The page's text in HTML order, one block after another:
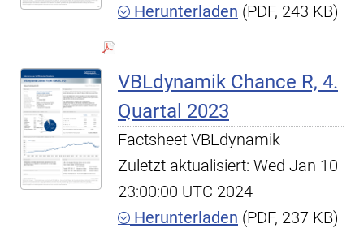
Herunterladen (PDF, 243 KB)
VBLdynamik Chance R, 4.
Quartal 2023
Factsheet VBLdynamik
Zuletzt aktualisiert: Wed Jan 10
23:00:00 UTC 2024
Herunterladen (PDF, 237 KB)